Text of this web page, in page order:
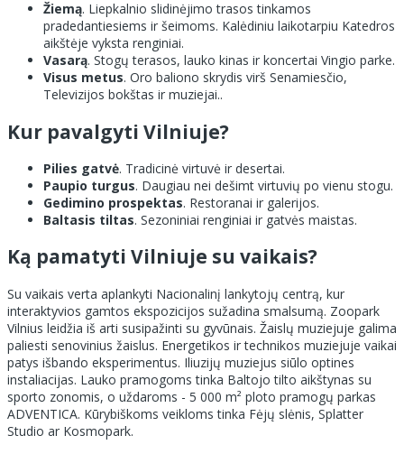
Žiemą. Liepkalnio slidinėjimo trasos tinkamos
pradedantiesiems ir šeimoms. Kalėdiniu laikotarpiu Katedros
aikštėje vyksta renginiai.
Vasarą. Stogų terasos, lauko kinas ir koncertai Vingio parke.
Visus metus. Oro baliono skrydis virš Senamiesčio,
Televizijos bokštas ir muziejai..
Kur pavalgyti Vilniuje?
Pilies gatvė. Tradicinė virtuvė ir desertai.
Paupio turgus. Daugiau nei dešimt virtuvių po vienu stogu.
Gedimino prospektas. Restoranai ir galerijos.
Baltasis tiltas. Sezoniniai renginiai ir gatvės maistas.
Ką pamatyti Vilniuje su vaikais?
Su vaikais verta aplankyti Nacionalinį lankytojų centrą, kur
interaktyvios gamtos ekspozicijos sužadina smalsumą. Zoopark
Vilnius leidžia iš arti susipažinti su gyvūnais. Žaislų muziejuje galima
paliesti senovinius žaislus. Energetikos ir technikos muziejuje vaikai
patys išbando eksperimentus. Iliuzijų muziejus siūlo optines
instaliacijas. Lauko pramogoms tinka Baltojo tilto aikštynas su
sporto zonomis, o uždaroms - 5 000 m² ploto pramogų parkas
ADVENTICA. Kūrybiškoms veikloms tinka Fėjų slėnis, Splatter
Studio ar Kosmopark.